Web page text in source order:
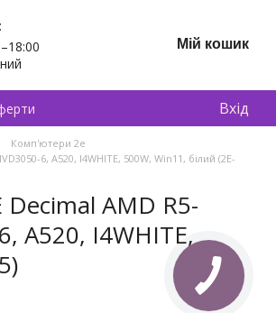
Мій кошик
Вхід
Комп'ютери 2e
6, A520, I4WHITE, 500W, Win11, білий (2E-
AMD R5-
A520, I4WHITE,